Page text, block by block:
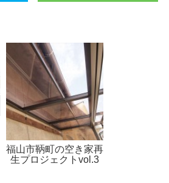
福山市鞆町の空き家再
生プロジェクトvol.3